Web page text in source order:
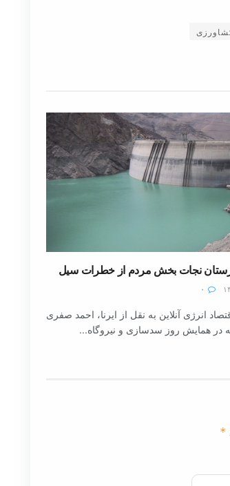
نجات بخش مردم از خطرات سیل
انرژی آنلاین به نقل از ایرنا، احمد صفری
در همایش روز سدسازی و نیروگاه...
*